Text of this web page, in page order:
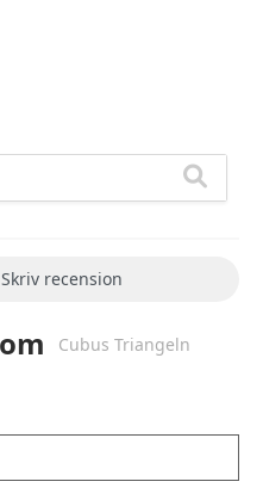
Skriv recension
Cubus Triangeln